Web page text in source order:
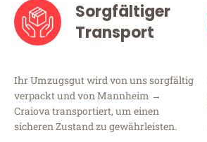
Sorgfältiger
Transport
Ihr Umzugsgut wird von uns sorgfältig
verpackt und von Mannheim →
Craiova transportiert, um einen
sicheren Zustand zu gewährleisten.